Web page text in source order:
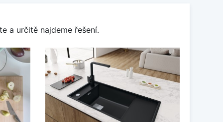
a určitě najdeme řešení.